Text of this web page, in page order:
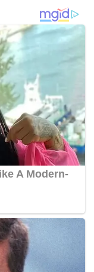
pagar
lauk yang
hampir
sini hari ini.
bertindak
tingkap
tersebut,”